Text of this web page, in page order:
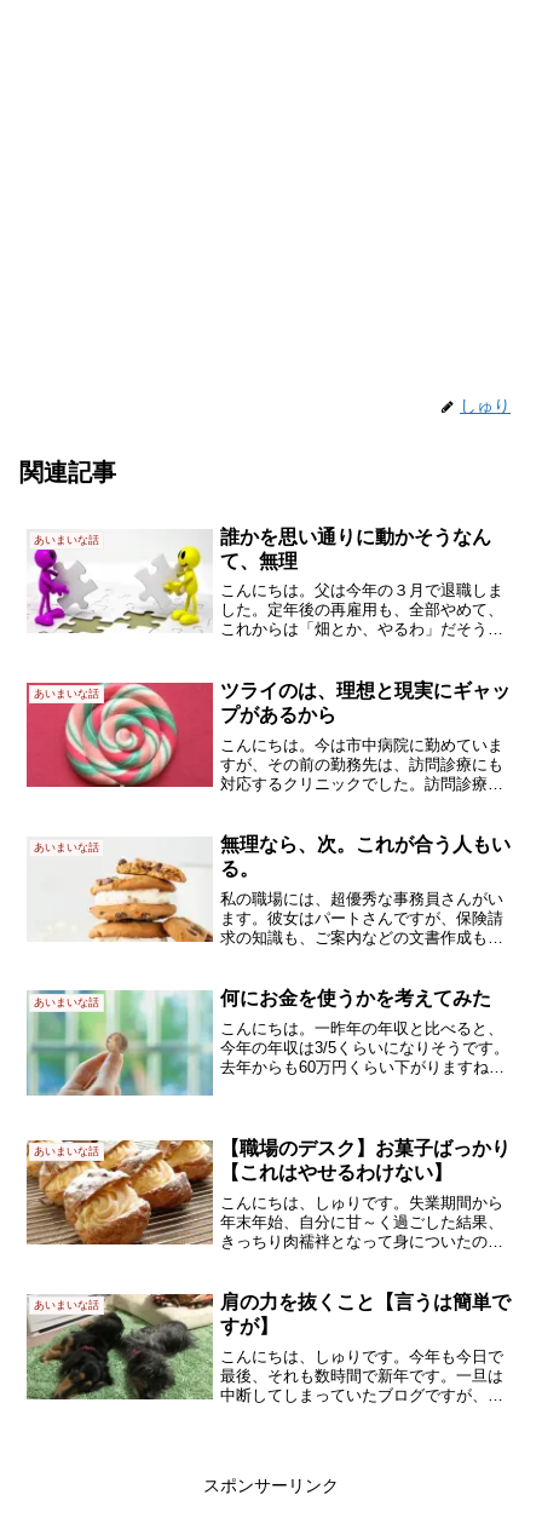
しゅり
関連記事
あいまいな話
誰かを思い通りに動かそうなん
て、無理
こんにちは。父は今年の３月で退職しま
した。定年後の再雇用も、全部やめて、
これからは「畑とか、やるわ」だそうで
リゾート（でしょうね、たぶん）部屋数
が少なくて、中学生よりオ...
あいまいな話
ツライのは、理想と現実にギャッ
プがあるから
こんにちは。今は市中病院に勤めていま
すが、その前の勤務先は、訪問診療にも
対応するクリニックでした。訪問診療の
さんを理解するために、どういう視点を
持てばよいか、というテ...
あいまいな話
無理なら、次。これが合う人もい
る。
私の職場には、超優秀な事務員さんがい
ます。彼女はパートさんですが、保険請
求の知識も、ご案内などの文書作成も、
めません（当法人の場合）。彼女の上司
は、まあ、ぼんくらです。で...
あいまいな話 何にお金を使うかを考えてみた
こんにちは。一昨年の年収と比べると、
今年の年収は3/5くらいになりそうです。
去年からも60万円くらい下がりますね。
場では、たいした仕事...
あいまいな話
【職場のデスク】お菓子ばっかり
【これはやせるわけない】
こんにちは、しゅりです。失業期間から
年末年始、自分に甘～く過ごした結果、
きっちり肉襦袢となって身についたのは
よく使っていた言い回しなんです。贅肉
のことなんでしょうけど、...
あいまいな話
肩の力を抜くこと【言うは簡単で
すが】
こんにちは、しゅりです。今年も今日で
最後、それも数時間で新年です。一旦は
中断してしまっていたブログですが、な
スポンサーリンク